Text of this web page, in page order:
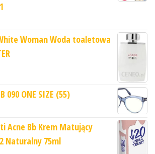
Woman Woda toaletowa
090 ONE SIZE (55)
Acne Bb Krem Matujący
Naturalny 75ml